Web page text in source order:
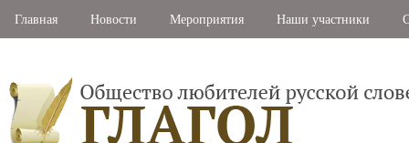
Главная Новости Мероприятия Наши участники